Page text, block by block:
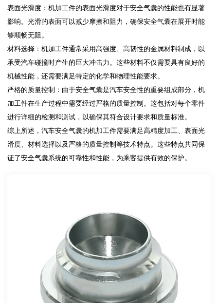
表面光滑度：机加工件的表面光滑度对于安全气囊的性能也有显著
影响。光滑的表面可以减少摩擦和阻力，确保安全气囊在展开时能
够顺畅无阻。
材料选择：机加工件通常采用高强度、高韧性的金属材料制成，以
承受汽车碰撞时产生的巨大冲击力。这些材料不仅需要具有良好的
机械性能，还需要满足特定的化学和物理性能要求。
严格的质量控制：由于安全气囊是汽车安全性的重要组成部分，机
加工件在生产过程中需要经过严格的质量控制。这包括对每个零件
进行详细的检测和测试，以确保其符合设计要求和质量标准。
综上所述，汽车安全气囊的机加工件需要满足高精度加工、表面光
滑度、材料选择以及严格的质量控制等技术特点。这些特点共同保
证了安全气囊系统的可靠性和性能，为乘客提供有效的保护。